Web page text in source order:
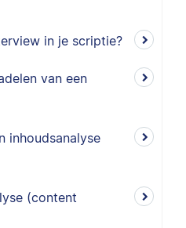
in je scriptie?
van een
inhoudsanalyse
(content